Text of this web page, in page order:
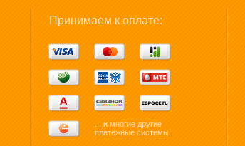
Принимаем к оплате:
... и многие другие
платежные системы.